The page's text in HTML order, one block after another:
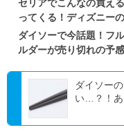
セリアでこんなの買え
ってくる！ディズニー
ダイソーで今話題！フ
ルダーが売り切れの予感
ダイソー
い…？！あ